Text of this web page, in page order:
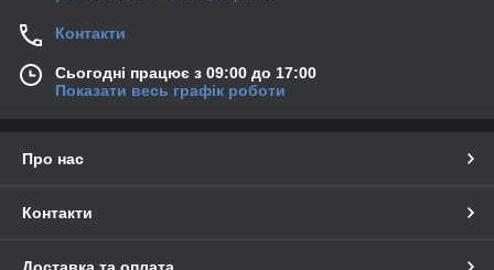
Контакти
Сьогодні працює з 09:00 до 17:00
Показати весь графік роботи
Про нас
Контакти